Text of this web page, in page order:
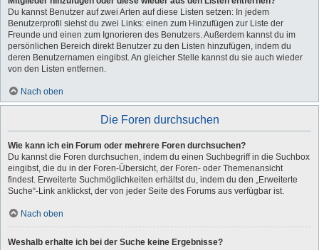
Du kannst Benutzer auf zwei Arten auf diese Listen setzen: In jedem
Benutzerprofil siehst du zwei Links: einen zum Hinzufügen zur Liste der
Freunde und einen zum Ignorieren des Benutzers. Außerdem kannst du im
persönlichen Bereich direkt Benutzer zu den Listen hinzufügen, indem du
deren Benutzernamen eingibst. An gleicher Stelle kannst du sie auch wieder
von den Listen entfernen.
Nach oben
Die Foren durchsuchen
Wie kann ich ein Forum oder mehrere Foren durchsuchen?
Du kannst die Foren durchsuchen, indem du einen Suchbegriff in die Suchbox
eingibst, die du in der Foren-Übersicht, der Foren- oder Themenansicht
findest. Erweiterte Suchmöglichkeiten erhältst du, indem du den „Erweiterte
Suche“-Link anklickst, der von jeder Seite des Forums aus verfügbar ist.
Nach oben
Weshalb erhalte ich bei der Suche keine Ergebnisse?